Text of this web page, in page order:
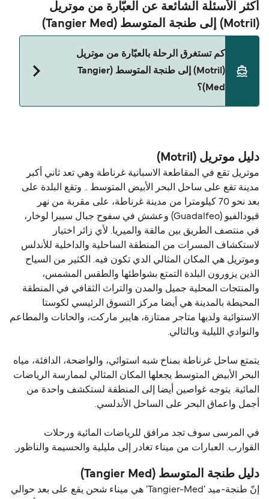
أكثر الأسئلة الشائعة عن العبّارة من موتريل
(Motril) إلى طنجة المتوسط (Tangier Med)
كم تستغرق الرحلة بالعبّارة من موتريل
(Motril) إلى طنجة المتوسط (Tangier
Med)؟
دليل موتريل (Motril)
موتريل تقع في المقاطعة الاسبانية غرناطة وهي تعد ثاني أكبر
مدينة تقع على ساحل البحر الأبيض المتوسط ​​.. وتقع البلدة على
بعد نحو 70 كيلومترا من مدينة غرناطة، على مقربة من نهر
قيودالفيو (Guadalfeo) وعشش في سفوح جبال سييرا لوخار،
في منتصف الطريق بين مالقة والميريا. لأي زائر اختيار
لاستكشاف المسرات من المنطقة الساحلية والداخلية للأندلس
وموتريل هي المكان المثالي الدي تكون فيه. الكثير من السياح
الذين يزورون البلدة التمتع بشواطئها والطقس المشمس،
والمنتجات المحلية جميل والمدن والتراث الثقافي في المنطقة
المحيطة بالمدينة هي أيضا مركز التسوق الرئيسي لكوستا
الاستوائية ولديها متاجر ممتازة، هايبر ماركت، والحانات والمطاعم
والنوادي الليلية وبالتالي.
يتمتع ساحل غرناطة بمناخ شبه استوائي، والواضحة، الدافئة، مياه
البحر الأبيض المتوسط ​​يجعلها المكان المثالي لممارسة الرياضات
المائية. يتوجه غواصين أيضا إلى المنطقة لستكشف واحدة من
أجمل واعماق البحر على الساحل الأندلسي.
في المرسى سوف تجد مرافق للرياضات المائية ورحلات
القوارب. العبارات من ميناء تغادر إلى مليلية والحسيمة والناظور.
دليل طنجة المتوسط (Tangier Med)
إنّ طنجة-ميد 'Tangier-Med' هي ميناء شحن يقع على بعد حوالي